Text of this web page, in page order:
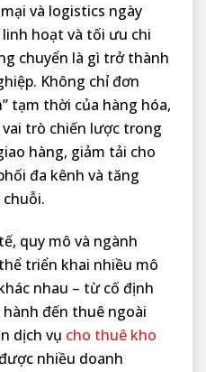
và logistics ngày
hoạt và tối ưu chi
chuyển là gì trở thành
Không chỉ đơn
tạm thời của hàng hóa,
trò chiến lược trong
hàng, giảm tải cho
đa kênh và tăng
quy mô và ngành
triển khai nhiều mô
nhau – từ cố định
đến thuê ngoài
dịch vụ cho thuê kho
nhiều doanh